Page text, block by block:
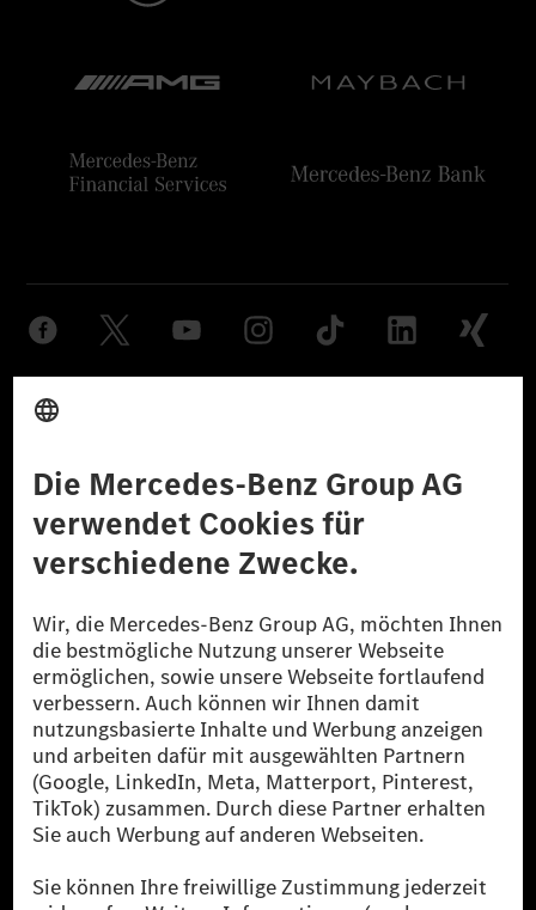
© 2026 Mercedes-Benz Group AG. Alle Rechte vorbehalten.
reduzierte CO₂-Emissionen bei der Mercedes-Benz Group durch
zertifizierte Ausgleichsprojekte kompensiert werden.
[2] Renewable Charging ist ein integraler Bestandteil von MB.CHARGE
Public in Europa, den USA, Kanada und China. Sofern an der jeweiligen
Ladestation noch kein Strom aus erneuerbaren Energien vorliegt,
verwendet Renewable Charging Grünstromzertifikate*. Diese stellen
sicher, dass für Ladevorgänge über MB.CHARGE Public eine äquivalente
Strommenge aus erneuerbaren Energien ins Stromnetz eingespeist wird.
Sie stammen ausschließlich aus Wind- und Solarkraftanlagen, die jünger
als sechs Jahre sind.
* Inkl. EKOenergy Ökolabel
* Die angegebenen Werte wurden nach dem vorgeschriebenen
Messverfahren WLTP (Worldwide harmonised Light vehicles Test